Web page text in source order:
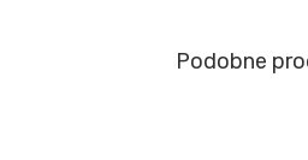
Podobne